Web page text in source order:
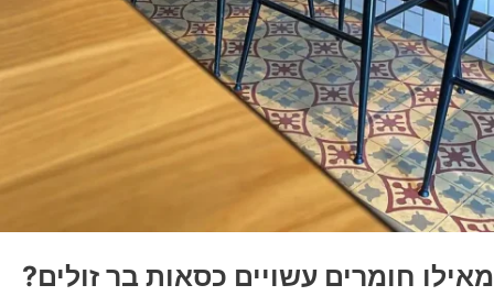
מאילו חומרים עשויים כסאות בר זולים?